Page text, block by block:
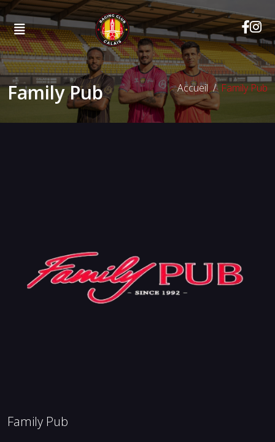
Family Pub Accueil Family Pub
Family Pub